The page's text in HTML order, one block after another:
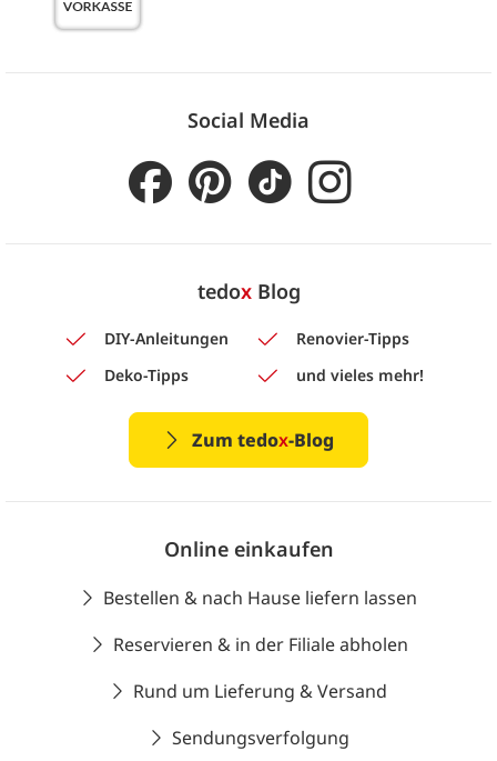
Social Media
tedoxBlog
DIY-Anleitungen
Renovier-Tipps
Deko-Tipps
und vieles mehr!
Zum tedox-Blog
Online einkaufen
Bestellen & nach Hause liefern lassen
Reservieren & in der Filiale abholen
Rund um Lieferung & Versand
Sendungsverfolgung